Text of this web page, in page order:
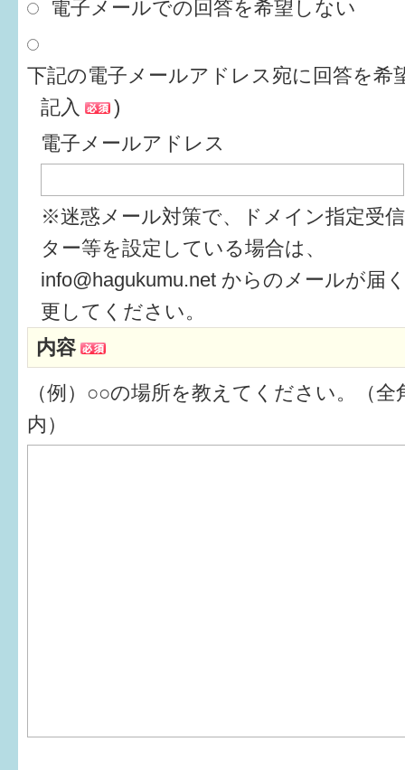
電子メールでの回答を希望しない
下記の電子メールアドレス宛に回答を希
記入
)
電子メールアドレス
※迷惑メール対策で、ドメイン指定受
ター等を設定している場合は、
info@hagukumu.net からのメールが届
更してください。
内容
（例）○○の場所を教えてください。（全
内）
3か月〜6か月
6か月〜1歳
1歳〜3歳
3歳〜就学前
就学後〜
子育てマップ
イベントレポート
なるほどコラム
メールマガジン